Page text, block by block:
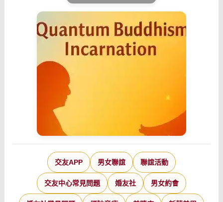
交友APP 男女聯誼 聯誼活動
交友中心常見問題 婚友社 男女約會